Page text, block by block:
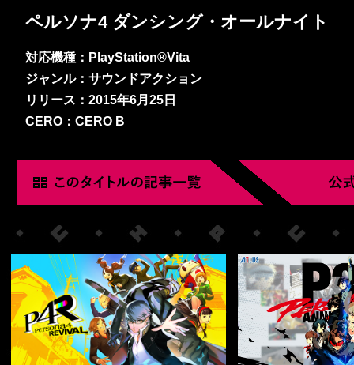
ペルソナ4 ダンシング・オールナイト
対応機種：PlayStation®Vita
ジャンル：サウンドアクション
リリース：2015年6月25日
CERO：CERO B